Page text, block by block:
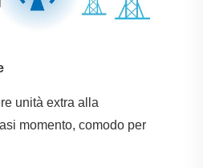
unità extra alla
momento, comodo per